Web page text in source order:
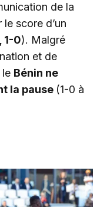
de la
score d’un
1-0). Malgré
et de
Bénin ne
la pause (1-0 à